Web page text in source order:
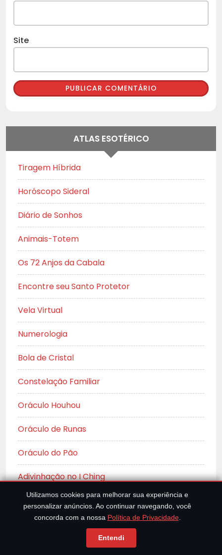
Site
ATLAS ESOTÉRICO
Tiragem Híbrida
Horóscopo Sideral
Diário de Sonhos
Animais-Totem
Os 72 Anjos da Cabala
Encontre seu Santo Protetor
Vela Virtual
Numerologia
Bola de Cristal
Constelação Familiar
Oráculo Houhou
Oráculo de Runas
Oráculo do Pão
Adivinhação no I Ching
A 7ª ARTE!
Utilizamos cookies para melhorar sua experiência e
personalizar anúncios. Ao continuar navegando, você
concorda com a nossa Política de Privacidade.
Entendi